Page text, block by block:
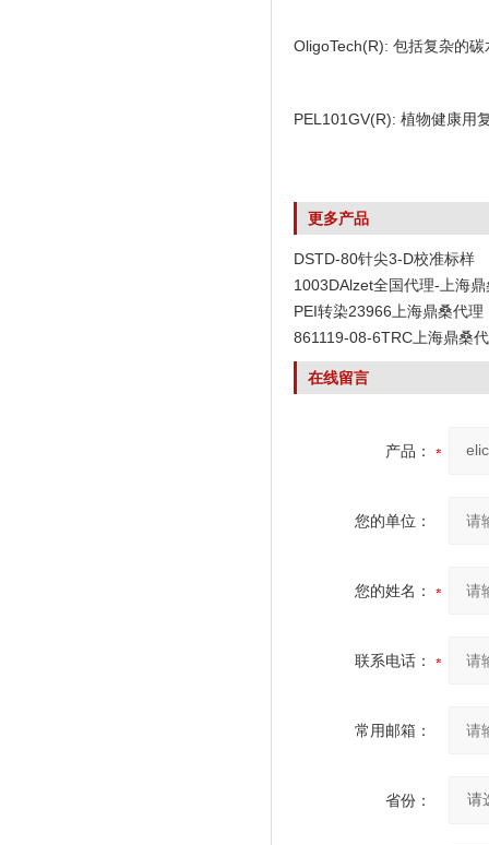
OligoTech(R): 包括复杂的
PEL101GV(R): 植物健康用
更多产品
DSTD-80针尖3-D校准标样
1003DAlzet全国代理-上海鼎
PEI转染23966上海鼎桑代理
861119-08-6TRC上海鼎桑
在线留言
产品：
您的单位：
您的姓名：
联系电话：
常用邮箱：
省份：